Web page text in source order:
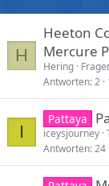
H
Heeton
Mercure
Hering
Antworten 2
I
Pattaya
iceysjourney
Antworten 24